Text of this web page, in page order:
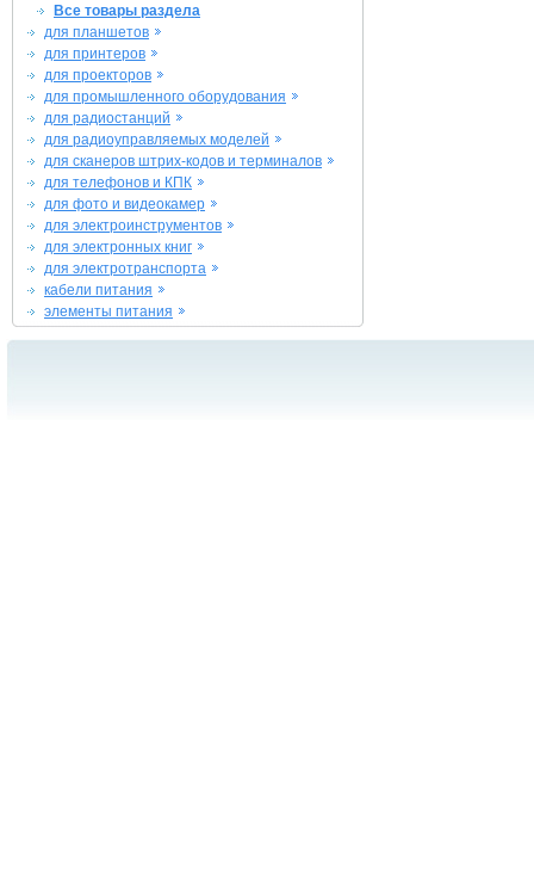
Все товары раздела
для планшетов
для принтеров
для проекторов
для промышленного оборудования
для радиостанций
для радиоуправляемых моделей
для сканеров штрих-кодов и терминалов
для телефонов и КПК
для фото и видеокамер
для электроинструментов
для электронных книг
для электротранспорта
кабели питания
элементы питания